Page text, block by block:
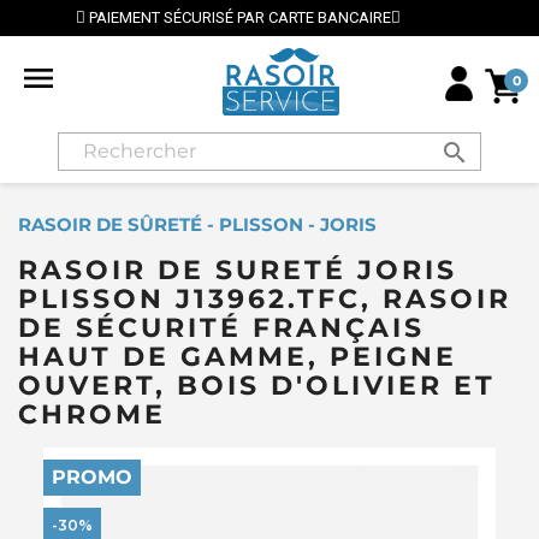
⭐ LIVRAISON GRATUITE EN FRANCE
 0
search
RASOIR DE SÛRETÉ - PLISSON - JORIS
RASOIR DE SURETÉ JORIS
PLISSON J13962.TFC, RASOIR
DE SÉCURITÉ FRANÇAIS
HAUT DE GAMME, PEIGNE
OUVERT, BOIS D'OLIVIER ET
CHROME
PROMO
-30%